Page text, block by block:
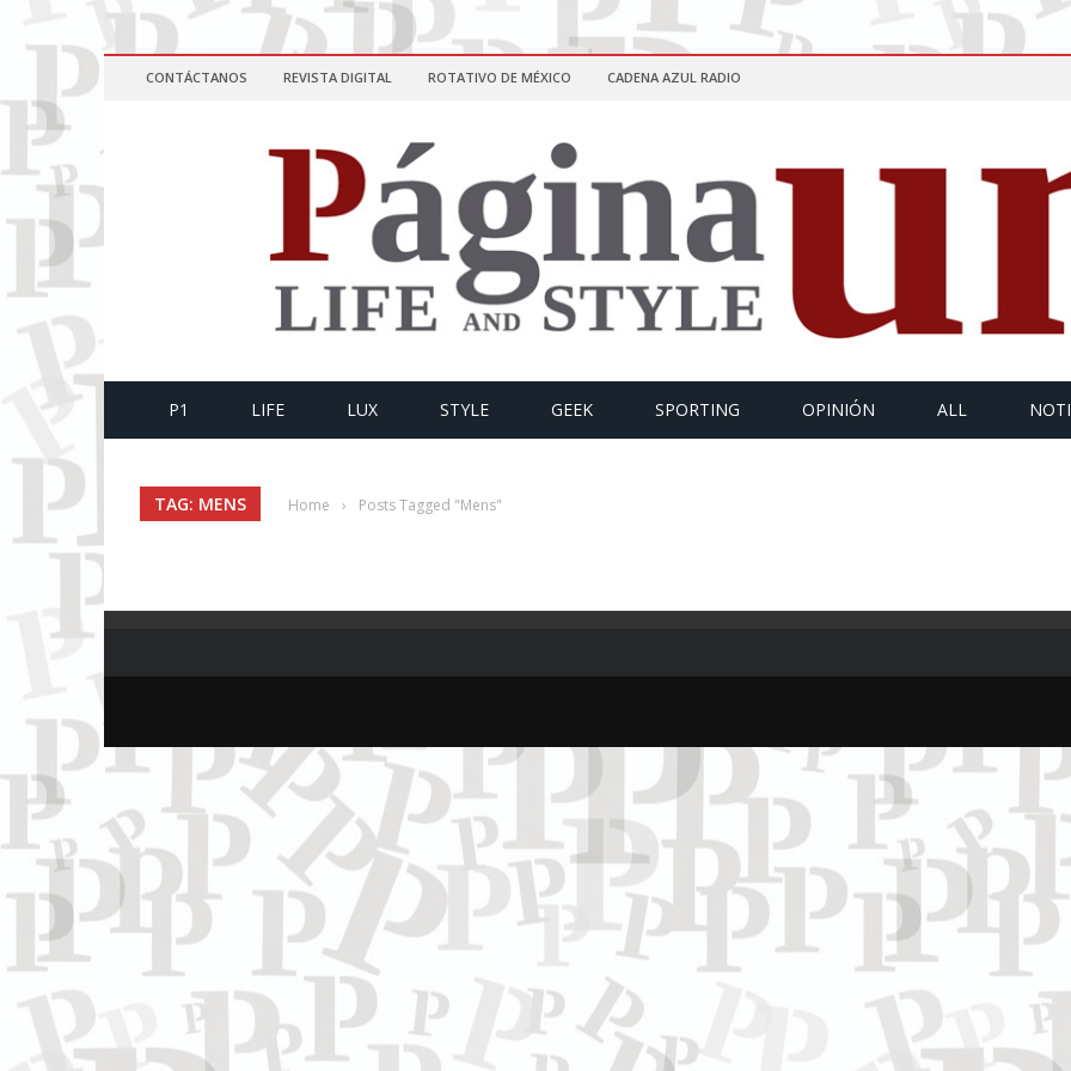
CONTÁCTANOS REVISTA DIGITAL ROTATIVO DE MÉXICO CADENA AZUL RADIO
P1 LIFE LUX STYLE GEEK SPORTING OPINIÓN ALL
TAG: MENS Home › Posts Tagged "Mens"